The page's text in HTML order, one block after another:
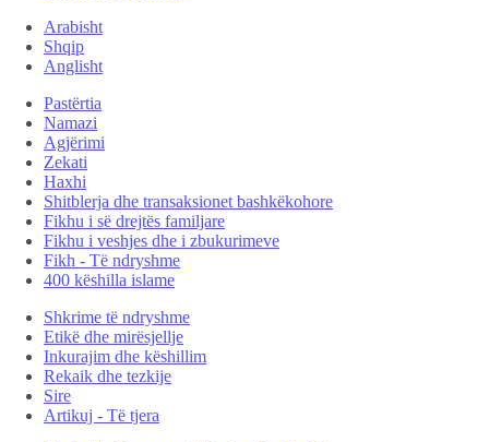
Arabisht
Shqip
Anglisht
Pastërtia
Namazi
Agjërimi
Zekati
Haxhi
Shitblerja dhe transaksionet bashkëkohore
Fikhu i së drejtës familjare
Fikhu i veshjes dhe i zbukurimeve
Fikh - Të ndryshme
400 këshilla islame
Shkrime të ndryshme
Etikë dhe mirësjellje
Inkurajim dhe këshillim
Rekaik dhe tezkije
Sire
Artikuj - Të tjera